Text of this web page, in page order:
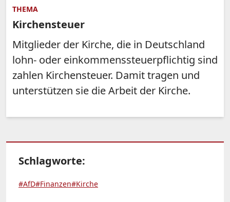
THEMA
Kirchensteuer
Mitglieder der Kirche, die in Deutschland
lohn- oder einkommenssteuerpflichtig sind
zahlen Kirchensteuer. Damit tragen und
unterstützen sie die Arbeit der Kirche.
Schlagworte:
#AfD#Finanzen#Kirche